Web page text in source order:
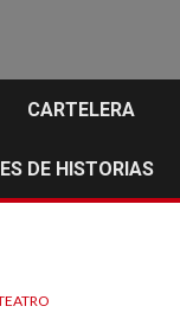
CARTELERA
DE HISTORIAS